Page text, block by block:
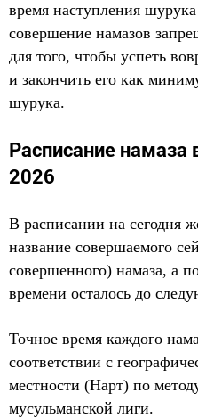
время наступления
совершение намазов
для того, чтобы успеть
и закончить его как
шурука.
Расписание намаза
2026
В расписании на сегодня
название совершаемого
совершенного) намаза, а
времени осталось до
Точное время каждого
соответствии с
местности (Нарт) по
мусульманской лиги.